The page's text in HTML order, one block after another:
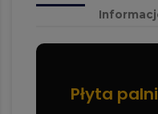
Płyta